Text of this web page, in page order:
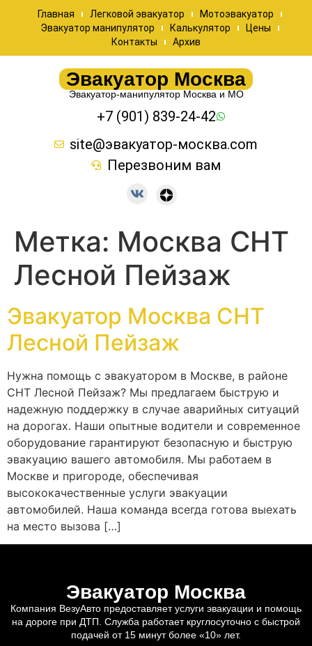
Главная Легковой эвакуатор
Мотоэвакуатор
Эвакуатор манипулятор
Калькулятор
Цены
Контакты
Архив
Эвакуатор Москва
Эвакуатор-манипулятор Москва и МО
+7 (901) 839-24-42
site@эвакуатор-москва.com
Перезвоним вам
Метка: Москва СНТ
Лесной Пейзаж
Эвакуатор Москва СНТ
Лесной Пейзаж
Нужна помощь с эвакуатором в Москве, в районе
СНТ Лесной Пейзаж? Мы предлагаем быструю и
надежную поддержку в случае аварийных ситуаций
на дорогах. Наши опытные водители и современное
оборудование гарантируют безопасную и быструю
эвакуацию вашего автомобиля. Мы работаем в
Москве и пригороде, обеспечивая
высококачественные услуги эвакуации
автомобилей. Наша команда всегда готова выехать
на место вызова […]
Эвакуатор Москва
Компания ВезуАвто предоставляет услуги эвакуации и помощь
на дороге при ДТП. Служба работает круглосуточно с быстрой
подачей от 15 минут более «10» лет.